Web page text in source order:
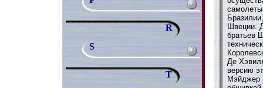
R
S
T
Швеции.
братьев
Де
версию
Мэйджер